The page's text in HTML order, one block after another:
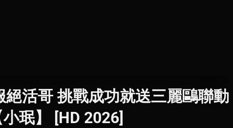
絕活哥 挑戰成功就送三麗鷗聯動
珉】 [HD 2026]